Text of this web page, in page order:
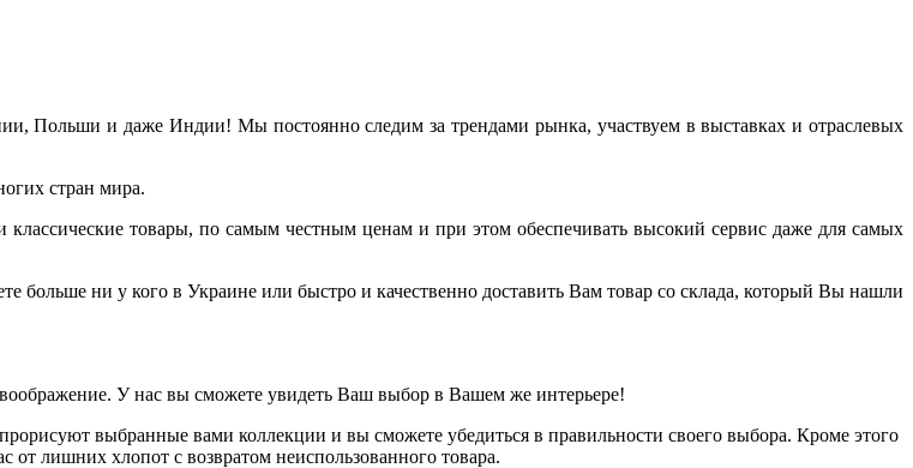
Польши и даже Индии! Мы постоянно следим за трендами рынка, участвуем в выставках и отраслевых
стран мира.
товары, по самым честным ценам и при этом обеспечивать высокий сервис даже для самых
ни у кого в Украине или быстро и качественно доставить Вам товар со склада, который Вы нашли
У нас вы сможете увидеть Ваш выбор в Вашем же интерьере!
выбранные вами коллекции и вы сможете убедиться в правильности своего выбора. Кроме этого
лишних хлопот с возвратом неиспользованного товара.